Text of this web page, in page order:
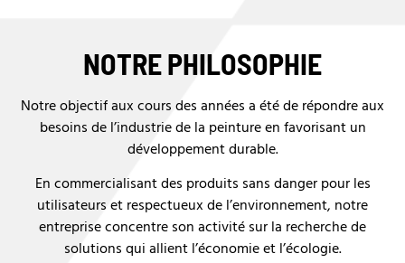
NOTRE PHILOSOPHIE
Notre objectif aux cours des années a été de répondre aux
besoins de l’industrie de la peinture en favorisant un
développement durable.
En commercialisant des produits sans danger pour les
utilisateurs et respectueux de l’environnement, notre
entreprise concentre son activité sur la recherche de
solutions qui allient l’économie et l’écologie.